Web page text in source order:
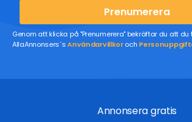
Prenumerera
Genom att klicka på "Prenumerera" bekräftar du att
AllaAnnonsers´sAnvändarvillkoroch
Annonsera gratis